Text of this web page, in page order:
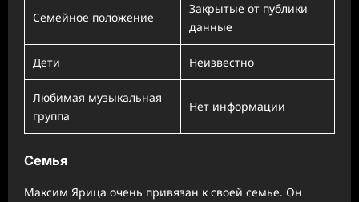
Семейное положение
Закрытые от публики
данные
Дети Неизвестно
Любимая музыкальная
группа
Нет информации
Семья
Максим Ярица очень привязан к своей семье. Он